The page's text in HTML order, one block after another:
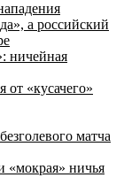
а российский
ничейная
«кусачего»
матча
«мокрая» ничья